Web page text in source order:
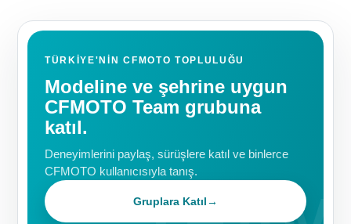
TÜRKIYE'NIN CFMOTO TOPLULUĞU
Modeline ve şehrine uygun
CFMOTO Team grubuna
katıl.
Deneyimlerini paylaş, sürüşlere katıl ve binlerce
CFMOTO kullanıcısıyla tanış.
Gruplara Katıl→